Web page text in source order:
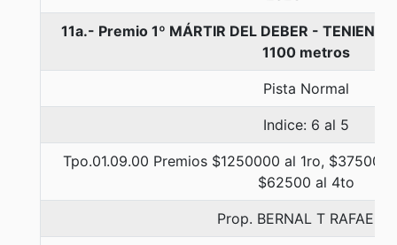
11a.- Premio 1º MÁRTIR DEL DEBER -
1100 metros
Pista Normal
Indice: 6 al 5
Tpo.01.09.00 Premios $1250000 al 1ro,
$62500 al 4to
Prop. BERNAL T RAFAEL A